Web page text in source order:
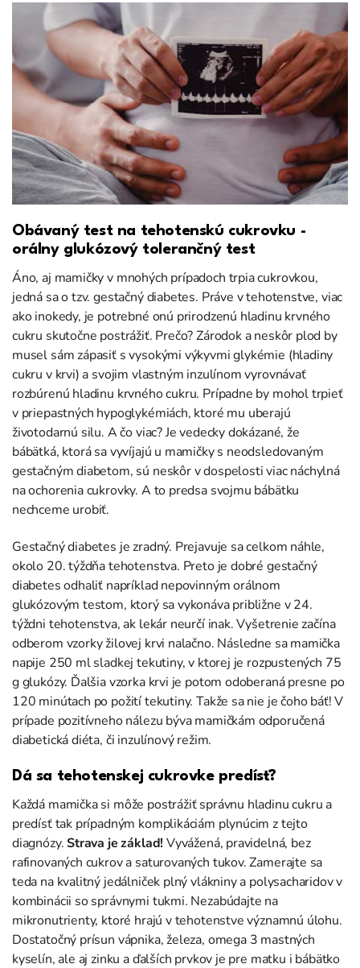
Obávaný test na tehotenskú cukrovku -
orálny glukózový tolerančný test
Áno, aj mamičky v mnohých prípadoch trpia cukrovkou,
jedná sa o tzv. gestačný diabetes. Práve v tehotenstve, viac
ako inokedy, je potrebné onú prirodzenú hladinu krvného
cukru skutočne postrážiť. Prečo? Zárodok a neskôr plod by
musel sám zápasiť s vysokými výkyvmi glykémie (hladiny
cukru v krvi) a svojim vlastným inzulínom vyrovnávať
rozbúrenú hladinu krvného cukru. Prípadne by mohol trpieť
v priepastných hypoglykémiách, ktoré mu uberajú
životodarnú silu. A čo viac? Je vedecky dokázané, že
bábätká, ktorá sa vyvíjajú u mamičky s neodsledovaným
gestačným diabetom, sú neskôr v dospelosti viac náchylná
na ochorenia cukrovky. A to predsa svojmu bábätku
nechceme urobiť.
Gestačný diabetes je zradný. Prejavuje sa celkom náhle,
okolo 20. týždňa tehotenstva. Preto je dobré gestačný
diabetes odhaliť napríklad nepovinným orálnom
glukózovým testom, ktorý sa vykonáva približne v 24.
týždni tehotenstva, ak lekár neurčí inak. Vyšetrenie začína
odberom vzorky žilovej krvi nalačno. Následne sa mamička
napije 250 ml sladkej tekutiny, v ktorej je rozpustených 75
g glukózy. Ďalšia vzorka krvi je potom odoberaná presne po
120 minútach po požití tekutiny. Takže sa nie je čoho báť! V
prípade pozitívneho nálezu býva mamičkám odporučená
diabetická diéta, či inzulínový režim.
Dá sa tehotenskej cukrovke predísť?
Každá mamička si môže postrážiť správnu hladinu cukru a
predísť tak prípadným komplikáciám plynúcim z tejto
diagnózy.Strava je základ! Vyvážená, pravidelná, bez
rafinovaných cukrov a saturovaných tukov. Zamerajte sa
teda na kvalitný jedálniček plný vlákniny a polysacharidov v
kombinácii so správnymi tukmi. Nezabúdajte na
mikronutrienty, ktoré hrajú v tehotenstve významnú úlohu.
Dostatočný prísun vápnika, železa, omega 3 mastných
kyselín, ale aj zinku a ďalších prvkov je pre matku i bábätko